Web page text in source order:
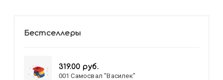
Бестселлеры
319.00 руб.
001 Самосвал "Василек"